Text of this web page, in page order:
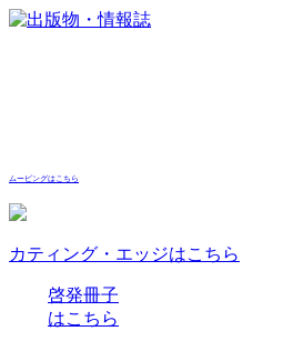
ムービングはこちら
カティング・エッジはこちら
啓発冊子
はこちら